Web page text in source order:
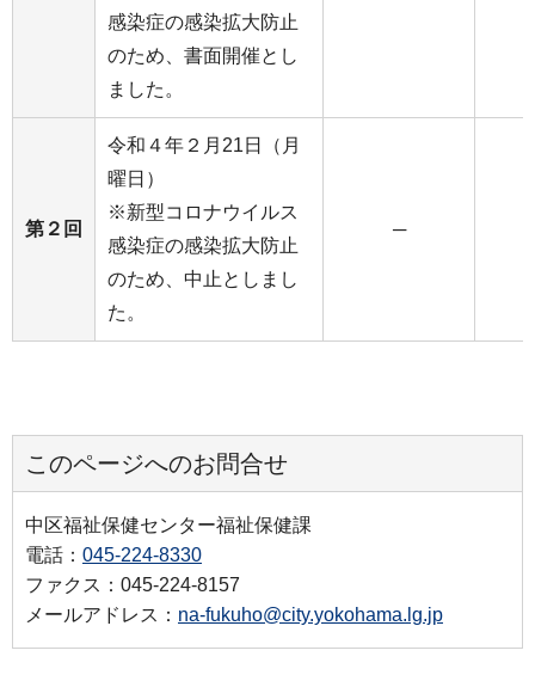
感染症の感染拡大防止
のため、書面開催とし
ました。
第２回
令和４年２月21日（月
曜日）
※新型コロナウイルス
感染症の感染拡大防止
のため、中止としまし
た。
─
このページへのお問合せ
中区福祉保健センター福祉保健課
電話： 045-224-8330
ファクス：045-224-8157
メールアドレス： na-fukuho@city.yokohama.lg.jp